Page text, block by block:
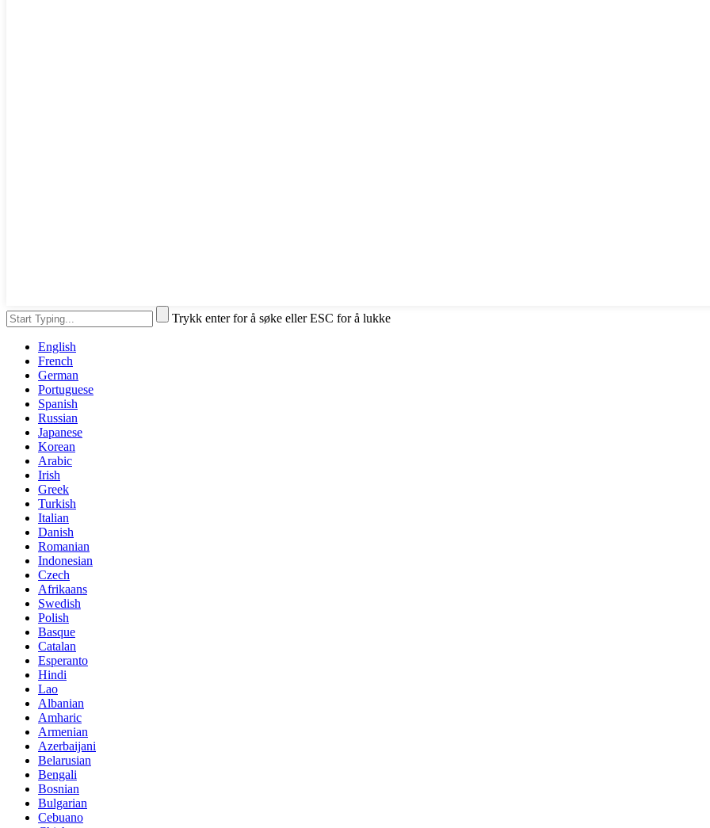
Trykk enter for å søke eller ESC for å lukke
English
French
German
Portuguese
Spanish
Russian
Japanese
Korean
Arabic
Irish
Greek
Turkish
Italian
Danish
Romanian
Indonesian
Czech
Afrikaans
Swedish
Polish
Basque
Catalan
Esperanto
Hindi
Lao
Albanian
Amharic
Armenian
Azerbaijani
Belarusian
Bengali
Bosnian
Bulgarian
Cebuano